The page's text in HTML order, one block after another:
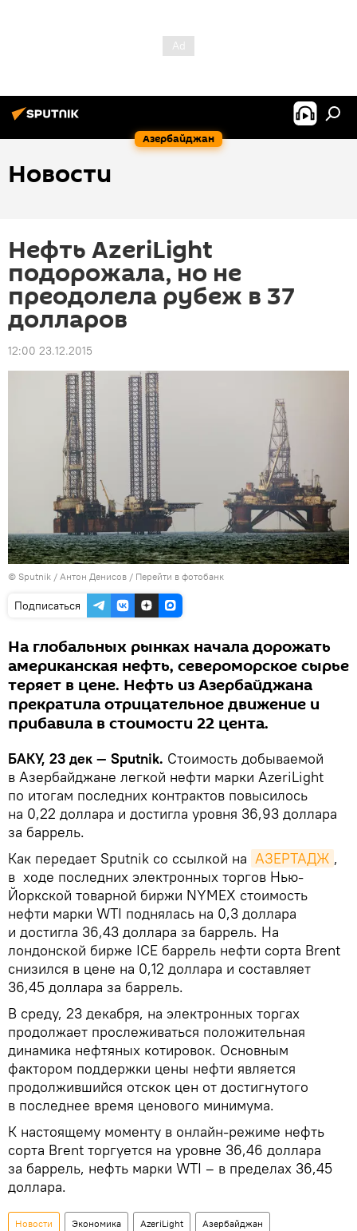
Азербайджан
Новости
Нефть AzeriLight
подорожала, но не
преодолела рубеж в 37
долларов
12:00 23.12.2015
© Sputnik / Антон Денисов / Перейти в фотобанк
Подписаться
На глобальных рынках начала дорожать
американская нефть, североморское сырье
теряет в цене. Нефть из Азербайджана
прекратила отрицательное движение и
прибавила в стоимости 22 цента.
БАКУ, 23 дек — Sputnik. Стоимость добываемой
в Азербайджане легкой нефти марки AzeriLight
по итогам последних контрактов повысилось
на 0,22 доллара и достигла уровня 36,93 доллара
за баррель.
Как передает Sputnik со ссылкой на АЗЕРТАДЖ ,
в ходе последних электронных торгов Нью-
Йоркской товарной биржи NYMEX стоимость
нефти марки WTI поднялась на 0,3 доллара
и достигла 36,43 доллара за баррель. На
лондонской бирже ICE баррель нефти сорта Brent
снизился в цене на 0,12 доллара и составляет
36,45 доллара за баррель.
В среду, 23 декабря, на электронных торгах
продолжает прослеживаться положительная
динамика нефтяных котировок. Основным
фактором поддержки цены нефти является
продолжившийся отскок цен от достигнутого
в последнее время ценового минимума.
К настоящему моменту в онлайн-режиме нефть
сорта Brent торгуется на уровне 36,46 доллара
за баррель, нефть марки WTI – в пределах 36,45
доллара.
Новости Экономика AzeriLight Азербайджан